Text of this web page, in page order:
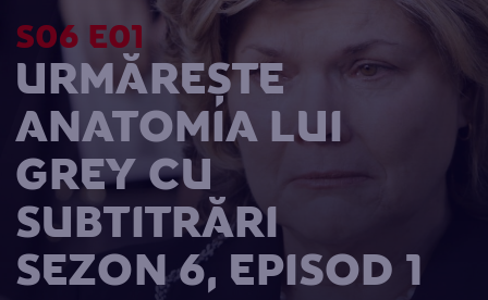
S06 E01
URMĂREȘTE
ANATOMIA LUI
GREY CU
SUBTITRĂRI
SEZON 6, EPISOD 1